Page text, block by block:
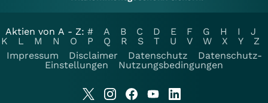
Aktien von A - Z: # A B C D E F G H I
J
K
L M N O P Q R S T U V W X Y
Z
Impressum
Disclaimer Datenschutz
Datenschutz-
Einstellungen
Nutzungsbedingungen